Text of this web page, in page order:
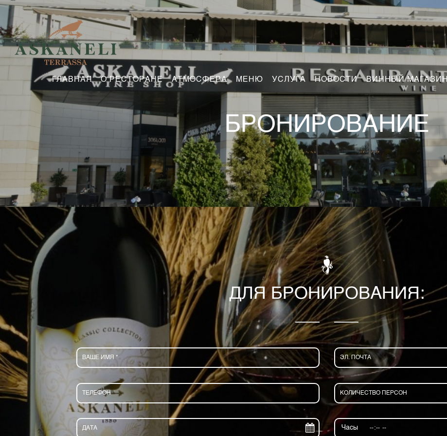
ГЛАВНАЯ О РЕСТОРАНЕ АТМОСФЕРА МЕНЮ УСЛУГА НОВОСТИ ВИННЫЙ МАГАЗИН
БРОНИРОВАНИЕ
ДЛЯ БРОНИРОВАНИЯ:
Часы